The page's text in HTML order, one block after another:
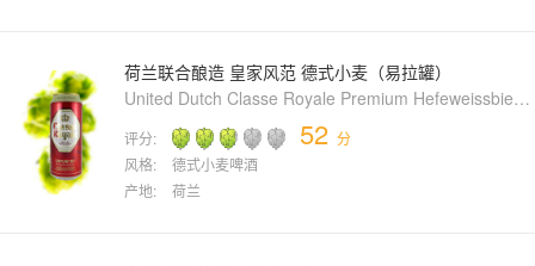
荷兰联合酿造 皇家风范 德式小麦（易拉罐）
United Dutch Classe Royale Premium Hefeweissbier (Can)
评分: 52 分
风格:
德式小麦啤酒
产地:
荷兰